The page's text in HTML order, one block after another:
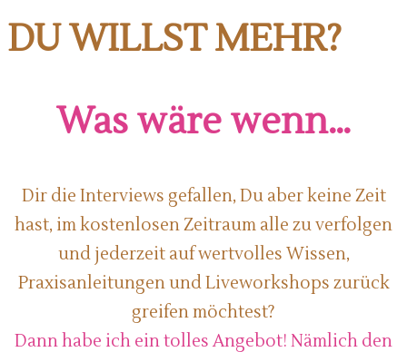
DU WILLST MEHR?
Was wäre wenn…
Dir die Interviews gefallen, Du aber keine Zeit
hast, im kostenlosen Zeitraum alle zu verfolgen
und jederzeit auf wertvolles Wissen,
Praxisanleitungen und Liveworkshops zurück
greifen möchtest?
Dann habe ich ein tolles Angebot! Nämlich den